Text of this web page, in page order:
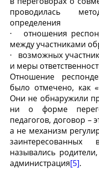
проводилась
определения
· отношения
между участниками
· возможных
и меры
Отношение
было отмечено, как
Они не обнаружили
ни о форме
педагогов, договор –
а не механизм
заинтересованных
назывались
администрация[5].